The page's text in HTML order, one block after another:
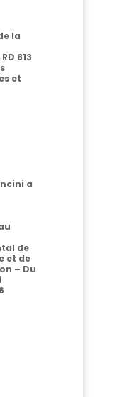
la
813
et
a
de
et de
– Du